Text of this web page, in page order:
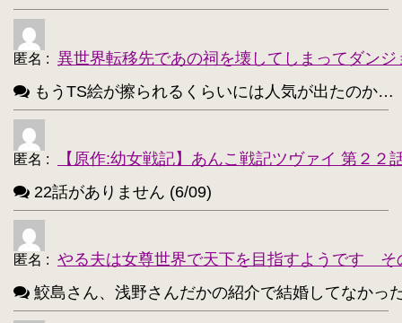
匿名 : 異世界転移先であの祠を壊してしまってダン
もうTS絵が擦られるくらいには人気が出たのか…
匿名 :
【原作:幼女戦記】あんこ戦記ツヴァイ 第２２
22話がありません (6/09)
匿名 : やる夫は女尊世界で天下を目指すようです そ
鮫島さん、浅野さんだかの紹介で結婚してなかっ